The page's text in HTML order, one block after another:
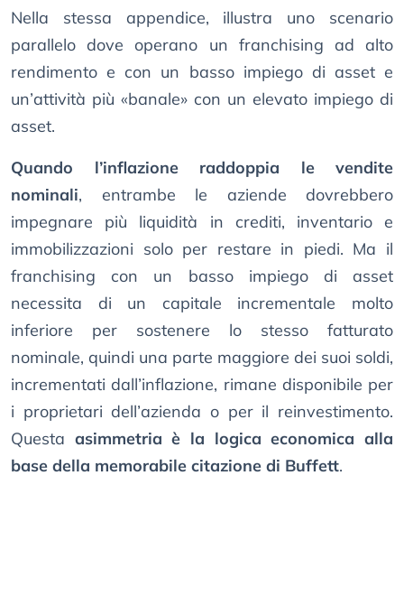
Nella stessa appendice, illustra uno scenario
parallelo dove operano un franchising ad alto
rendimento e con un basso impiego di asset e
un’attività più «banale» con un elevato impiego di
asset.
Quando l’inflazione raddoppia le vendite
nominali, entrambe le aziende dovrebbero
impegnare più liquidità in crediti, inventario e
immobilizzazioni solo per restare in piedi. Ma il
franchising con un basso impiego di asset
necessita di un capitale incrementale molto
inferiore per sostenere lo stesso fatturato
nominale, quindi una parte maggiore dei suoi soldi,
incrementati dall’inflazione, rimane disponibile per
i proprietari dell’azienda o per il reinvestimento.
Questa asimmetria è la logica economica alla
base della memorabile citazione di Buffett.